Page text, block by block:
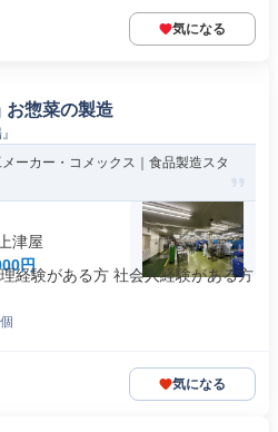
気になる
お惣菜の製造
ーカー・コメックス｜食品製造スタ
津屋
円
経験がある方 社会人経験がある方
気になる